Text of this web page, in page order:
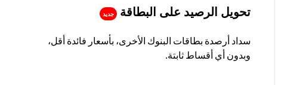
تحويل الرصيد على البطاقة جديد (opens in a new tab)
سداد أرصدة بطاقات البنوك الأخرى، بأسعار فائدة أقل،
وبدون أي أقساط ثابتة.